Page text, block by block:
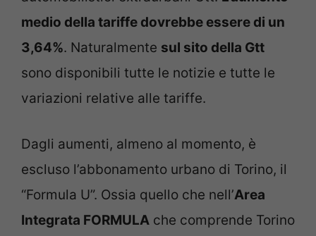
medio della tariffe dovrebbe essere di un
3,64%. Naturalmente sul sito della Gtt
sono disponibili tutte le notizie e tutte le
variazioni relative alle tariffe.
Dagli aumenti, almeno al momento, è
escluso l’abbonamento urbano di Torino, il
“Formula U”. Ossia quello che nell’Area
Integrata FORMULA che comprende Torino